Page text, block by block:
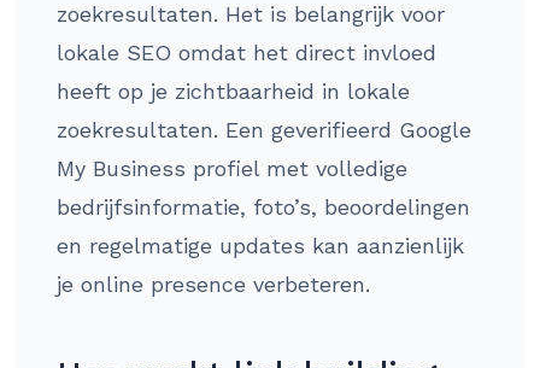
zoekresultaten. Het is belangrijk voor
lokale SEO omdat het direct invloed
heeft op je zichtbaarheid in lokale
zoekresultaten. Een geverifieerd Google
My Business profiel met volledige
bedrijfsinformatie, foto’s, beoordelingen
en regelmatige updates kan aanzienlijk
je online presence verbeteren.